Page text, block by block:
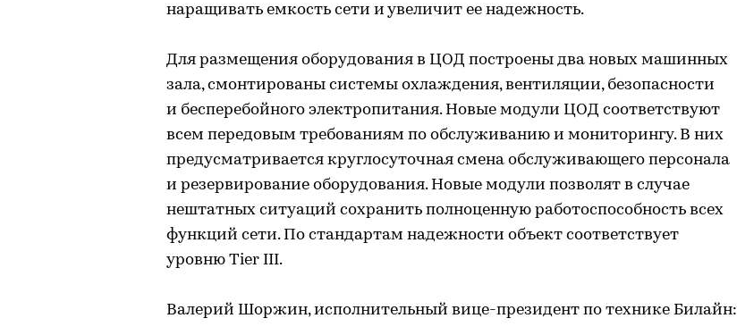
наращивать емкость сети и увеличит ее надежность.
Для размещения оборудования в ЦОД построены два новых машинных
зала, смонтированы системы охлаждения, вентиляции, безопасности
и бесперебойного электропитания. Новые модули ЦОД соответствуют
всем передовым требованиям по обслуживанию и мониторингу. В них
предусматривается круглосуточная смена обслуживающего персонала
и резервирование оборудования. Новые модули позволят в случае
нештатных ситуаций сохранить полноценную работоспособность всех
функций сети. По стандартам надежности объект соответствует
уровню Tier III.
Валерий Шоржин, исполнительный вице-президент по технике Билайн: